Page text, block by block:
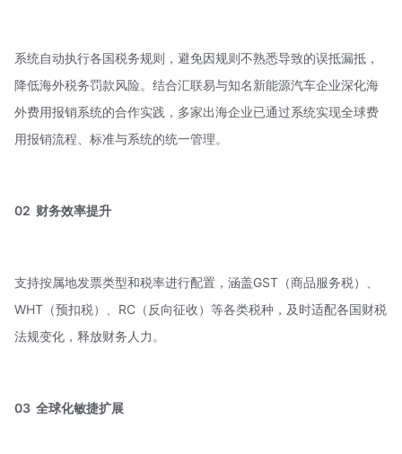
系统自动执行各国税务规则，避免因规则不熟悉导致的误抵漏抵，
降低海外税务罚款风险。结合汇联易与知名新能源汽车企业深化海
外费用报销系统的合作实践，多家出海企业已通过系统实现全球费
用报销流程、标准与系统的统一管理。
02 财务效率提升
支持按属地发票类型和税率进行配置，涵盖GST（商品服务税）、
WHT（预扣税）、RC（ 反向征收）等各类税种，及时适配各国财税
法规变化，释放财务人力。
03 全球化敏捷扩展